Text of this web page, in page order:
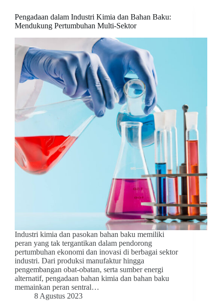
Pengadaan dalam Industri Kimia dan Bahan Baku:
Mendukung Pertumbuhan Multi-Sektor
Industri kimia dan pasokan bahan baku memiliki
peran yang tak tergantikan dalam pendorong
pertumbuhan ekonomi dan inovasi di berbagai sektor
industri. Dari produksi manufaktur hingga
pengembangan obat-obatan, serta sumber energi
alternatif, pengadaan bahan kimia dan bahan baku
memainkan peran sentral…
8 Agustus 2023